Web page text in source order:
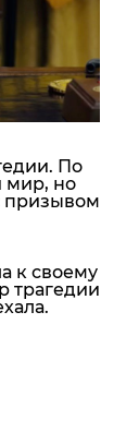
По
мир, но
призывом
к своему
трагедии